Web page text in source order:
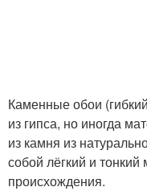
Каменные обои
из гипса, но иногда
из камня из
собой лёгкий и
происхождения.